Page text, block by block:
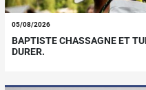
05/08/2026
BAPTISTE CHASSAGNE ET
DURER.